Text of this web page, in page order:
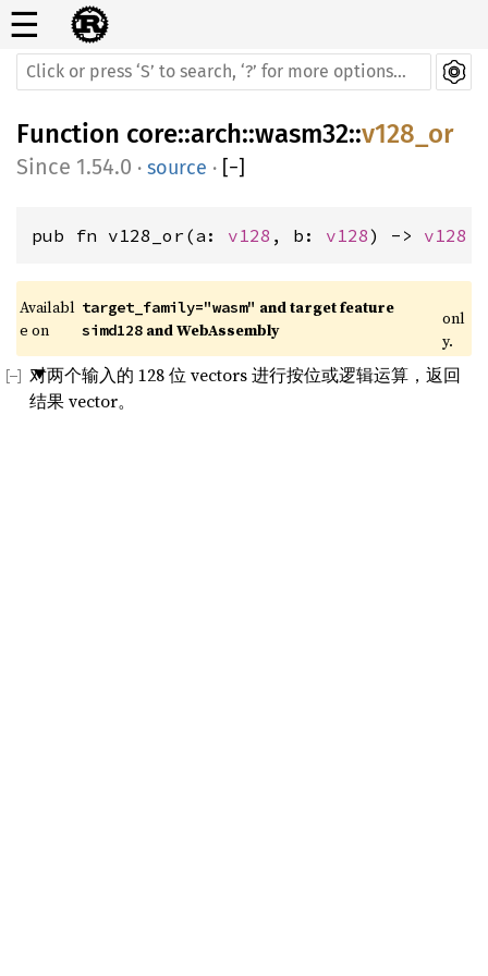
☰
Function core::arch::wasm32::v128_or
1.54.0 · source · [−]
pub fn v128_or(a: v128 , b: v128) -> v128
Availabl
e on
target_family="wasm" and target feature
simd128 and WebAssembly
onl
y.
对两个输入的 128 位 vectors 进行按位或逻辑运算，返回
结果 vector。